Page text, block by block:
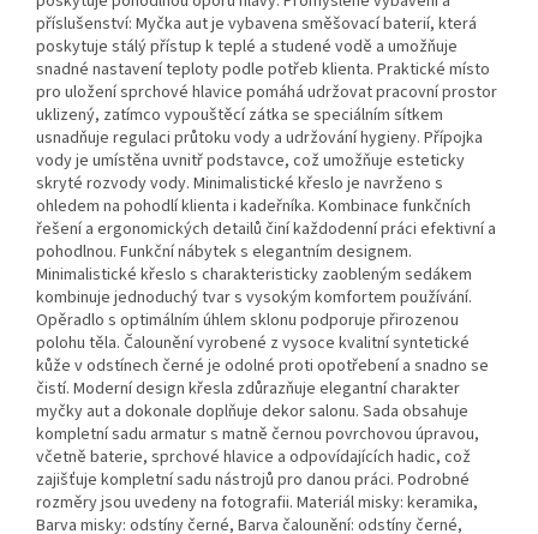
příslušenství: Myčka aut je vybavena směšovací baterií, která
poskytuje stálý přístup k teplé a studené vodě a umožňuje
snadné nastavení teploty podle potřeb klienta. Praktické místo
pro uložení sprchové hlavice pomáhá udržovat pracovní prostor
uklizený, zatímco vypouštěcí zátka se speciálním sítkem
usnadňuje regulaci průtoku vody a udržování hygieny. Přípojka
vody je umístěna uvnitř podstavce, což umožňuje esteticky
skryté rozvody vody. Minimalistické křeslo je navrženo s
ohledem na pohodlí klienta i kadeřníka. Kombinace funkčních
řešení a ergonomických detailů činí každodenní práci efektivní a
pohodlnou. Funkční nábytek s elegantním designem.
Minimalistické křeslo s charakteristicky zaobleným sedákem
kombinuje jednoduchý tvar s vysokým komfortem používání.
Opěradlo s optimálním úhlem sklonu podporuje přirozenou
polohu těla. Čalounění vyrobené z vysoce kvalitní syntetické
kůže v odstínech černé je odolné proti opotřebení a snadno se
čistí. Moderní design křesla zdůrazňuje elegantní charakter
myčky aut a dokonale doplňuje dekor salonu. Sada obsahuje
kompletní sadu armatur s matně černou povrchovou úpravou,
včetně baterie, sprchové hlavice a odpovídajících hadic, což
zajišťuje kompletní sadu nástrojů pro danou práci. Podrobné
rozměry jsou uvedeny na fotografii. Materiál misky: keramika,
Barva misky: odstíny černé, Barva čalounění: odstíny černé,